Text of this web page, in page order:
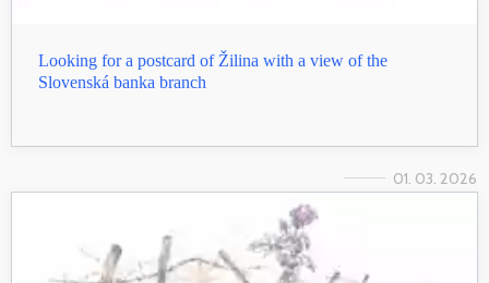
Looking for a postcard of Žilina with a view of the
Slovenská banka branch
01. 03. 2026